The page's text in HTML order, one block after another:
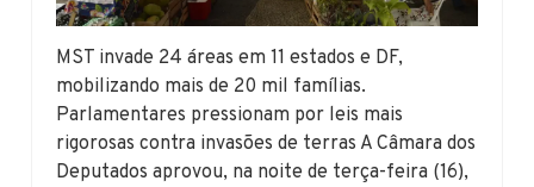
MST invade 24 áreas em 11 estados e DF,
mobilizando mais de 20 mil famílias.
Parlamentares pressionam por leis mais
rigorosas contra invasões de terras A Câmara dos
Deputados aprovou, na noite de terça-feira (16),